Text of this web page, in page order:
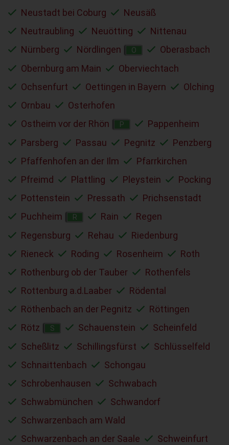
Neustadt bei Coburg
Neusäß
Neutraubling
Neuötting
Nittenau
Nürnberg
Nördlingen O
Oberasbach
Obernburg am Main
Oberviechtach
Ochsenfurt
Oettingen in Bayern
Olching
Ornbau
Osterhofen
Ostheim vor der Rhön
P
Pappenheim
Parsberg
Passau Pegnitz
Penzberg
Pfaffenhofen an der Ilm
Pfarrkirchen
Pfreimd
Plattling Pleystein
Pocking
Pottenstein
Pressath
Prichsenstadt
Puchheim
R Rain
Regen
Regensburg
Rehau
Riedenburg
Rieneck
Roding Rosenheim
Roth
Rothenburg ob der Tauber
Rothenfels
Rottenburg a.d.Laaber
Rödental
Röthenbach an der Pegnitz
Röttingen
Rötz
S Schauenstein
Scheinfeld
Scheßlitz
Schillingsfürst
Schlüsselfeld
Schnaittenbach
Schongau
Schrobenhausen
Schwabach
Schwabmünchen
Schwandorf
Schwarzenbach am Wald
Schwarzenbach an der Saale
Schweinfurt